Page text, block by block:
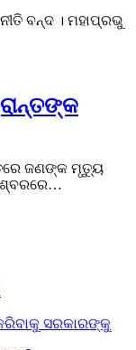
ବନ୍ଦ । ମହାପ୍ରଭୁ
ଜଣଙ୍କ ମୃତ୍ୟୁ
ସରକାରଙ୍କୁ